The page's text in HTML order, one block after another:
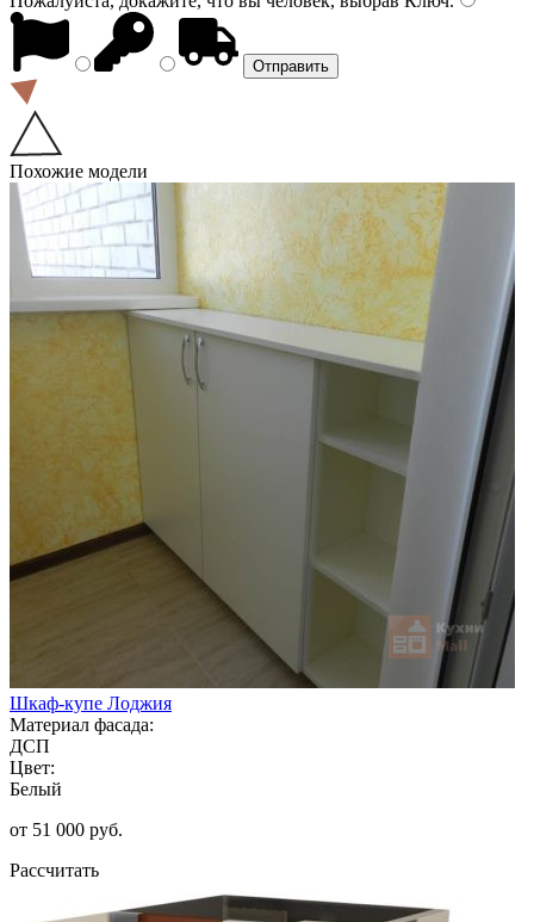
Похожие модели
Шкаф-купе Лоджия
Материал фасада:
ДСП
Цвет:
Белый
от 51 000 руб.
Рассчитать